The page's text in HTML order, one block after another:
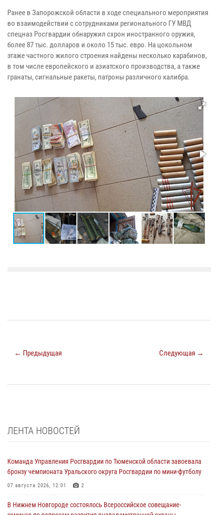
Ранее в Запорожской области в ходе специального мероприятия
во взаимодействии с сотрудниками регионального ГУ МВД
спецназ Росгвардии обнаружил схрон иностранного оружия,
более 87 тыс. долларов и около 15 тыс. евро. На цокольном
этаже частного жилого строения найдены несколько карабинов,
в том числе европейского и азиатского производства, а также
гранаты, сигнальные ракеты, патроны различного калибра.
← Предыдущая Следующая →
ЛЕНТА НОВОСТЕЙ
Команда Управления Росгвардии по Тюменской области завоевала
бронзу чемпионата Уральского округа Росгвардии по мини-футболу
07 августа 2026, 12:01 2
В Нижнем Новгороде состоялось Всероссийское совещание-